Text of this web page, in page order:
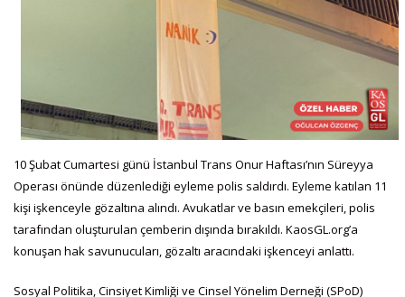
10 Şubat Cumartesi günü İstanbul Trans Onur Haftası’nın Süreyya
Operası önünde düzenlediği eyleme polis saldırdı. Eyleme katılan 11
kişi işkenceyle gözaltına alındı. Avukatlar ve basın emekçileri, polis
tarafından oluşturulan çemberin dışında bırakıldı. KaosGL.org’a
konuşan hak savunucuları, gözaltı aracındaki işkenceyi anlattı.
Sosyal Politika, Cinsiyet Kimliği ve Cinsel Yönelim Derneği (SPoD)